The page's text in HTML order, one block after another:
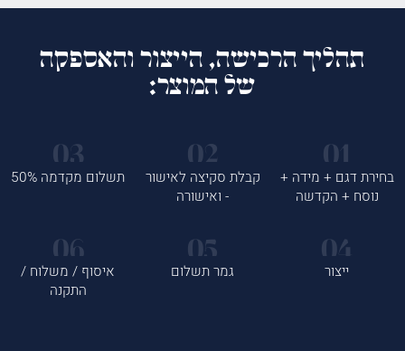
תהליך הרכישה, הייצור והאספקה
של המוצר:
בחירת דגם + מידה +
נוסח + הקדשה
קבלת סקיצה לאישור
- ואישורה
תשלום מקדמה 50%
ייצור גמר תשלום
איסוף / משלוח /
התקנה